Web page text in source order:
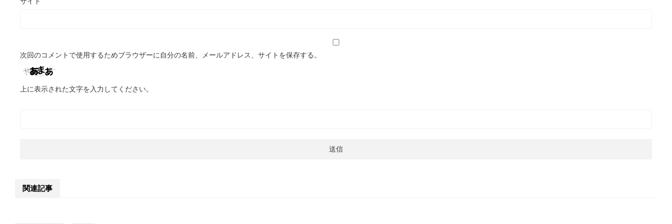
次回のコメントで使用するためブラウザーに自分の名前、メールアドレス、サイトを保存する。
上に表示された文字を入力してください。
関連記事